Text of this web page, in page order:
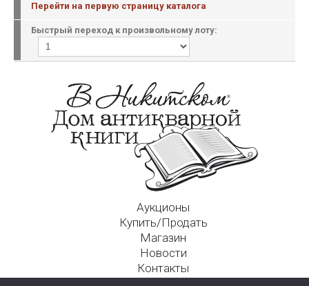
Перейти на первую страницу каталога
Быстрый переход к произвольному лоту:
Аукционы
Купить/Продать
Магазин
Новости
Контакты